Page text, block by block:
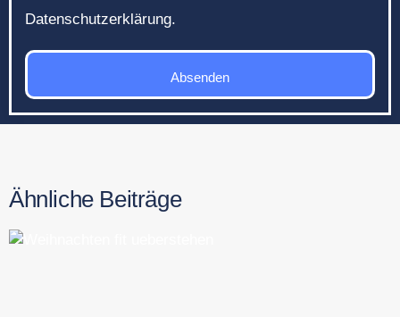
Datenschutzerklärung.
Absenden
Ähnliche Beiträge